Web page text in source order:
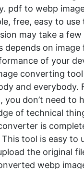
depends on image
of your
converting tool
and everybody.
you don’t need to
of technical
is
This tool is easy to
the original
webp
instantly.